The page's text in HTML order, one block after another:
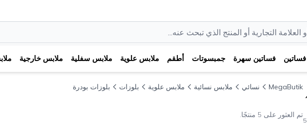
فساتين فساتين سهرة جمبسوتات أطقم ملابس علوية ملابس سفلية ملابس خارجية
5
MegaButik نسائي ملابس نسائية ملابس علوية بلوزات بلوزات بودرة
تم العثور على 5 منتجًا.